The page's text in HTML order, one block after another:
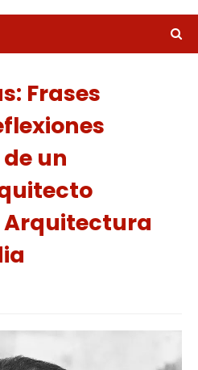
Frases
un
Arquitectura